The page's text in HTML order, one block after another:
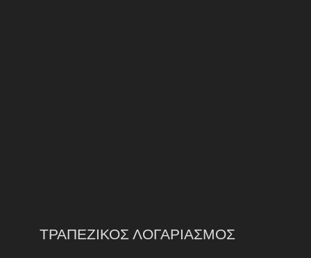
ΤΡΑΠΕΖΙΚΟΣ ΛΟΓΑΡΙΑΣΜΟΣ